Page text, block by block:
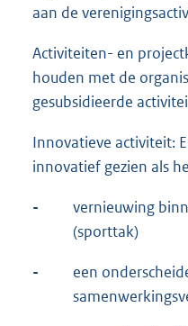
aan de
Activiteiten- en
houden met de
gesubsidieerde
Innovatieve activiteit:
innovatief gezien als
-
vernieuwing
(sporttak)
-
een